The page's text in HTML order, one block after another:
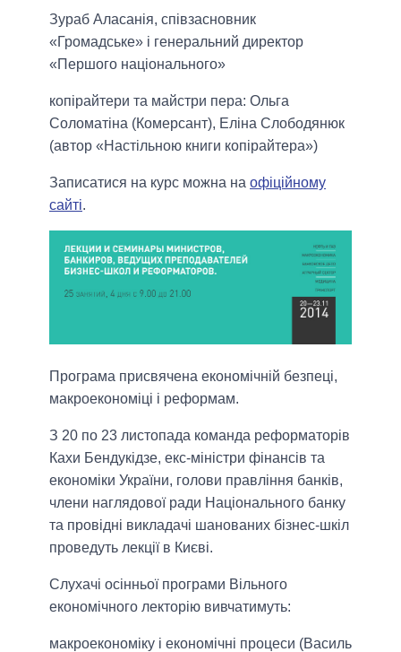
Зураб Аласанія, співзасновник
«Громадське» і генеральний директор
«Першого національного»
копірайтери та майстри пера: Ольга
Соломатіна (Комерсант), Еліна Слободянюк
(автор «Настільною книги копірайтера»)
Записатися на курс можна на офіційному
сайті.
Програма присвячена економічній безпеці,
макроекономіці і реформам.
З 20 по 23 листопада команда реформаторів
Кахи Бендукідзе, екс-міністри фінансів та
економіки України, голови правління банків,
члени наглядової ради Національного банку
та провідні викладачі шанованих бізнес-шкіл
проведуть лекції в Києві.
Слухачі осінньої програми Вільного
економічного лекторію вивчатимуть:
макроекономіку і економічні процеси (Василь